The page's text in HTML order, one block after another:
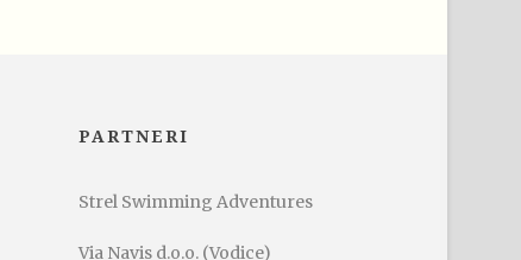
PARTNERI
Strel Swimming Adventures
Via Navis d.o.o. (Vodice)